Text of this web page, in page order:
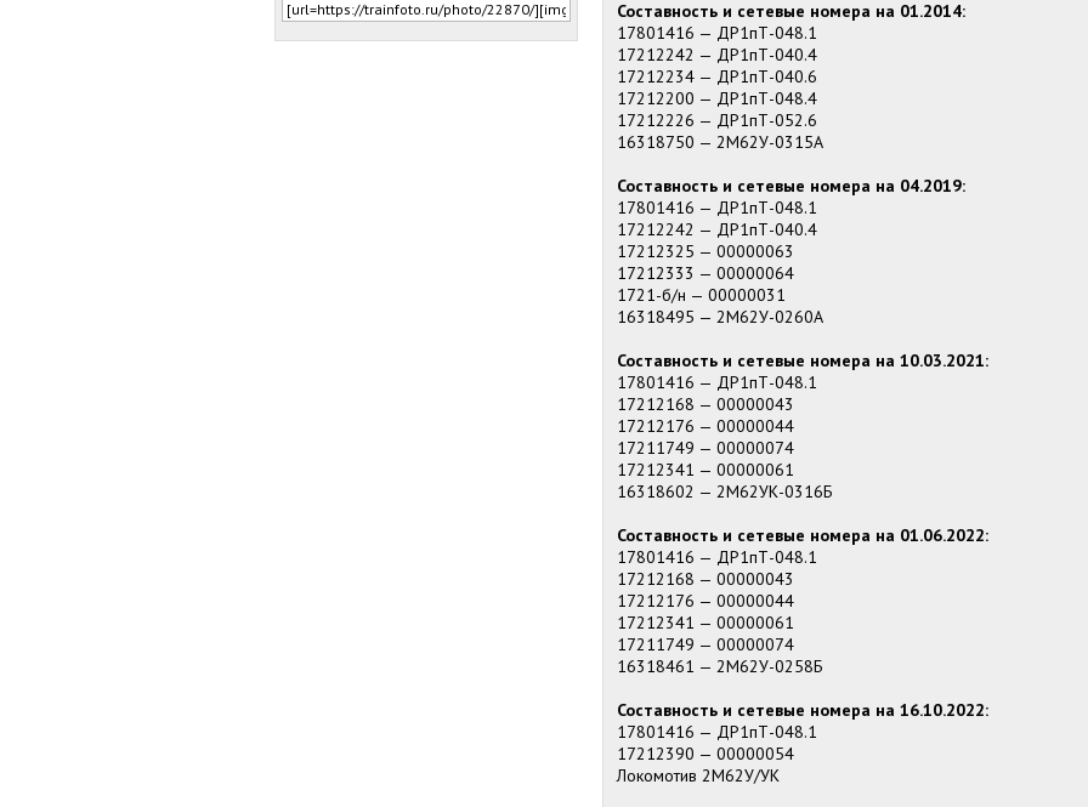
Составность и сетевые номера на 01.2014:
17801416 — ДР1пТ-048.1
17212242 — ДР1пТ-040.4
17212234 — ДР1пТ-040.6
17212200 — ДР1пТ-048.4
17212226 — ДР1пТ-052.6
16318750 — 2М62У-0315А
Составность и сетевые номера на 04.2019:
17801416 — ДР1пТ-048.1
17212242 — ДР1пТ-040.4
17212325 — 00000063
17212333 — 00000064
1721-б/н — 00000031
16318495 — 2М62У-0260А
Составность и сетевые номера на 10.03.2021:
17801416 — ДР1пТ-048.1
17212168 — 00000043
17212176 — 00000044
17211749 — 00000074
17212341 — 00000061
16318602 — 2М62УК-0316Б
Составность и сетевые номера на 01.06.2022:
17801416 — ДР1пТ-048.1
17212168 — 00000043
17212176 — 00000044
17212341 — 00000061
17211749 — 00000074
16318461 — 2М62У-0258Б
Составность и сетевые номера на 16.10.2022:
17801416 — ДР1пТ-048.1
17212390 — 00000054
Локомотив 2М62У/УК